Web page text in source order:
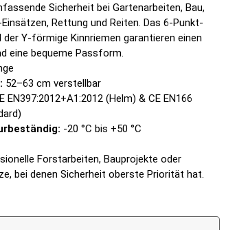
Sicherheit bei Gartenarbeiten, Bau,
Rettung und Reiten. Das 6-Punkt-
Y-förmige Kinnriemen garantieren einen
eine bequeme Passform.
52–63 cm verstellbar
EN397:2012+A1:2012 (Helm) & CE EN166
-20 °C bis +50 °C
Forstarbeiten, Bauprojekte oder
bei denen Sicherheit oberste Priorität hat.